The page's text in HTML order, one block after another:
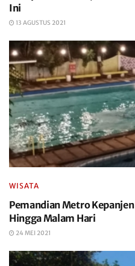
Ini
13 AGUSTUS 2021
WISATA
Pemandian Metro
Hingga Malam Hari
24 MEI 2021